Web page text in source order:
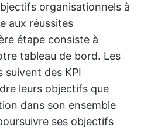
organisationnels à
aux réussites
étape consiste à
tableau de bord. Les
suivent des KPI
leurs objectifs que
dans son ensemble
ses objectifs